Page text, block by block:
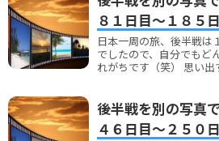
８１日目～１８５
日本一周の旅、後半戦は
でしたので、自分でもど
れがちです（笑） 思い出
後半戦を別の写真
４６日目～２５０